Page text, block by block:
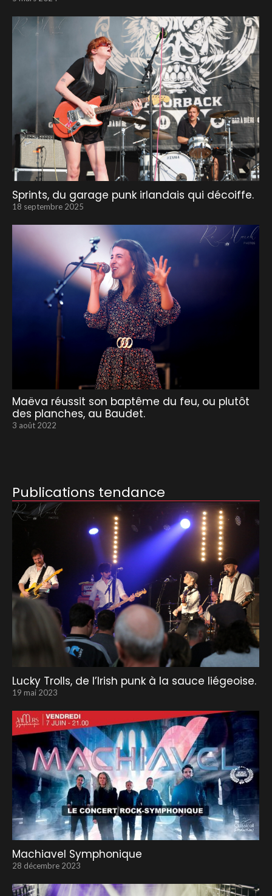
Sprints, du garage punk irlandais qui décoiffe.
18 septembre 2025
Maëva réussit son baptême du feu, ou plutôt
des planches, au Baudet.
3 août 2022
Publications tendance
Lucky Trolls, de l’Irish punk à la sauce liégeoise.
19 mai 2023
Machiavel Symphonique
28 décembre 2023